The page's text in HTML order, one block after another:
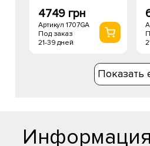
4749 грн
Артикул 1707GA
Под заказ
21-39 дней
Показать
Информация